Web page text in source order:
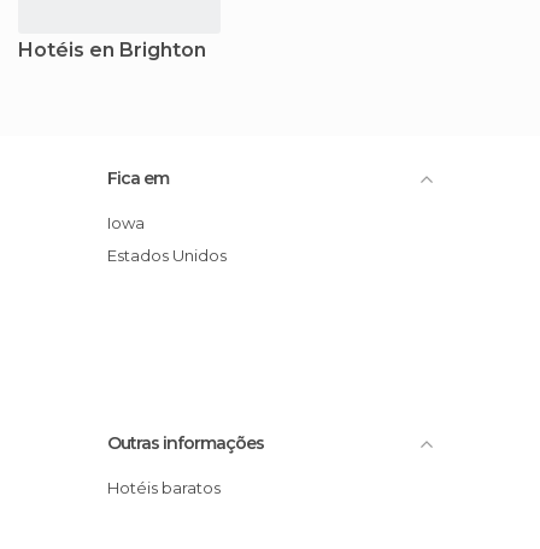
Hotéis en Brighton
Fica em
Iowa
Estados Unidos
Outras informações
Hotéis baratos